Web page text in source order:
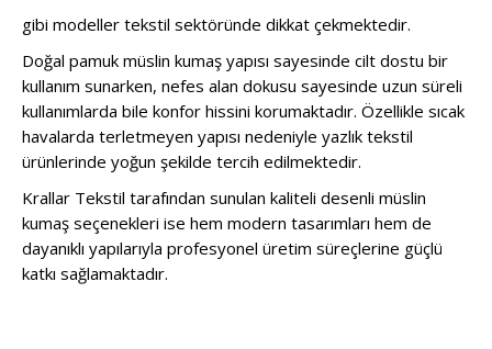
gibi modeller tekstil sektöründe dikkat çekmektedir.
Doğal pamuk müslin kumaş yapısı sayesinde cilt dostu bir
kullanım sunarken, nefes alan dokusu sayesinde uzun süreli
kullanımlarda bile konfor hissini korumaktadır. Özellikle sıcak
havalarda terletmeyen yapısı nedeniyle yazlık tekstil
ürünlerinde yoğun şekilde tercih edilmektedir.
Krallar Tekstil tarafından sunulan kaliteli desenli müslin
kumaş seçenekleri ise hem modern tasarımları hem de
dayanıklı yapılarıyla profesyonel üretim süreçlerine güçlü
katkı sağlamaktadır.